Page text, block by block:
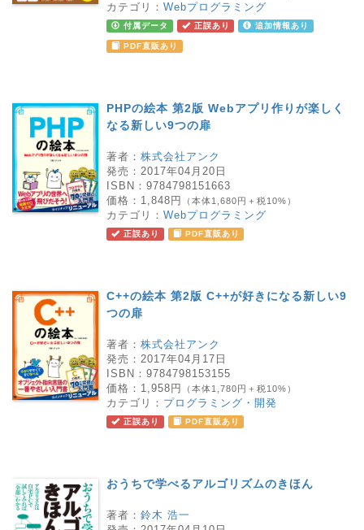
カテゴリ： Webプログラミング
付属データ 正誤あり 追加情報あり
PDF直販あり
PHPの絵本 第2版 Webアプリ作りが楽しく
なる新しい9つの扉
著者： 株式会社アンク
発売： 2017年04月20日
ISBN： 9784798151663
価格： 1,848円 （本体1,680円＋税10%）
カテゴリ： Webプログラミング
正誤あり PDF直販あり
C++の絵本 第2版 C++が好きになる新しい9
つの扉
著者： 株式会社アンク
発売： 2017年04月17日
ISBN： 9784798153155
価格： 1,958円 （本体1,780円＋税10%）
カテゴリ： プログラミング・開発
正誤あり PDF直販あり
おうちで学べるアルゴリズムのきほん
著者： 鈴木 浩一